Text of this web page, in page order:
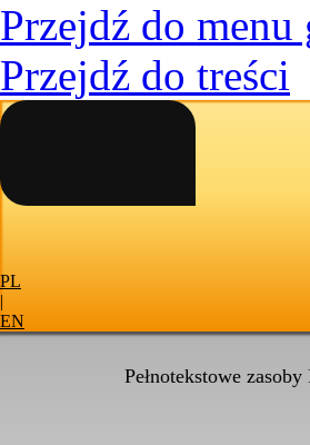
Przejdź do menu
Przejdź do treści
PL
|
EN
Pełnotekstowe